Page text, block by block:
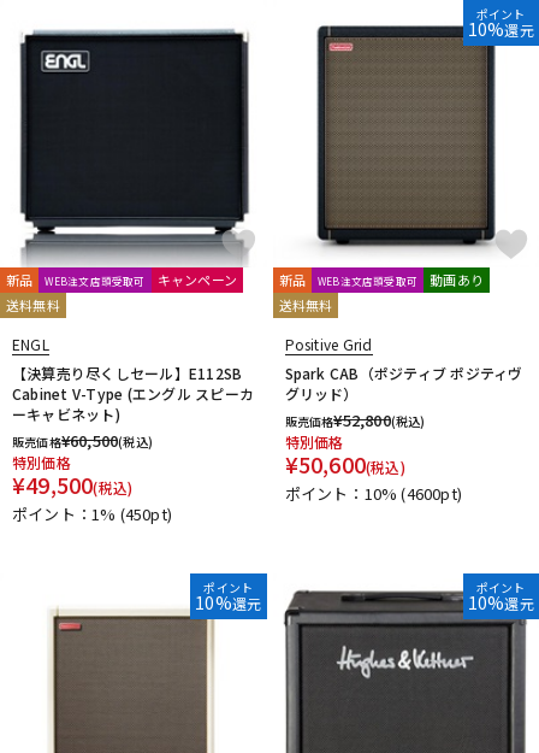
新品 WEB注文店頭受取可
キャンペーン
送料無料
ENGL
【決算売り尽くしセール】E112SB
Cabinet V-Type (エングル スピーカ
ーキャビネット)
販売価格¥60,500(税込)
特別価格
¥49,500(税込)
ポイント：1% (450pt)
ポイント
10%還元
新品 WEB注文店頭受取可
動画あり
送料無料
Positive Grid
Spark CAB（ポジティブ ポジティヴ
グリッド）
販売価格¥52,800(税込)
特別価格
¥50,600(税込)
ポイント：10%(4600pt)
ポイント
10%還元
ポイント
10%還元